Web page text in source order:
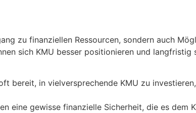
zu finanziellen Ressourcen, sondern auch
sich KMU besser positionieren und langfristig
bereit, in vielversprechende KMU zu
eine gewisse finanzielle Sicherheit, die es dem